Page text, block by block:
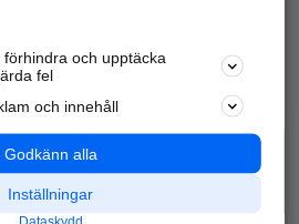
Populära sökningar
Annonsera
Integritet
Nödnummer
och upptäcka
fel
och innehåll
Godkänn alla
Inställningar
Dataskydd